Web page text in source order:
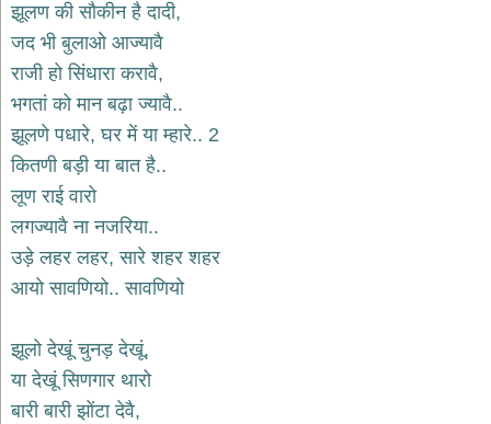
shiv
bhajans
हनुमान
भजन
hanuman
bhajans
साईं
भजन
bhajans
जैन
भजन
दुर्गा
भजन
durga
bhajans
झूलण की सौकीन है दादी,
जद भी बुलाओ आज्यावै
राजी हो सिंधारा करावै,
भगतां को मान बढ़ा ज्यावै..
झूलणे पधारे, घर में या म्हारे.. 2
कितणी बड़ी या बात है..
लूण राई वारो
लगज्यावै ना नजरिया..
उड़े लहर लहर, सारे शहर शहर
आयो सावणियो.. सावणियो
झूलो देखूं चुनड़ देखूं,
या देखूं सिणगार थारो
बारी बारी झोंटा देवै,